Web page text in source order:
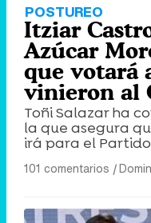
POSTUREO
Itziar
Azúcar
que votará
vinieron al
Toñi Salazar ha
la que asegura
irá para el
101 comentarios |